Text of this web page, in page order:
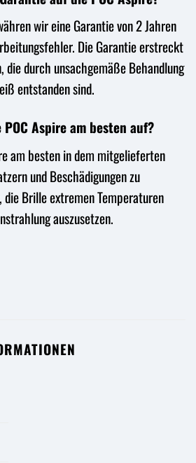
wir eine Garantie von 2 Jahren
Die Garantie erstreckt
durch unsachgemäße Behandlung
entstanden sind.
Aspire am besten auf?
am besten in dem mitgelieferten
und Beschädigungen zu
die Brille extremen Temperaturen
auszusetzen.